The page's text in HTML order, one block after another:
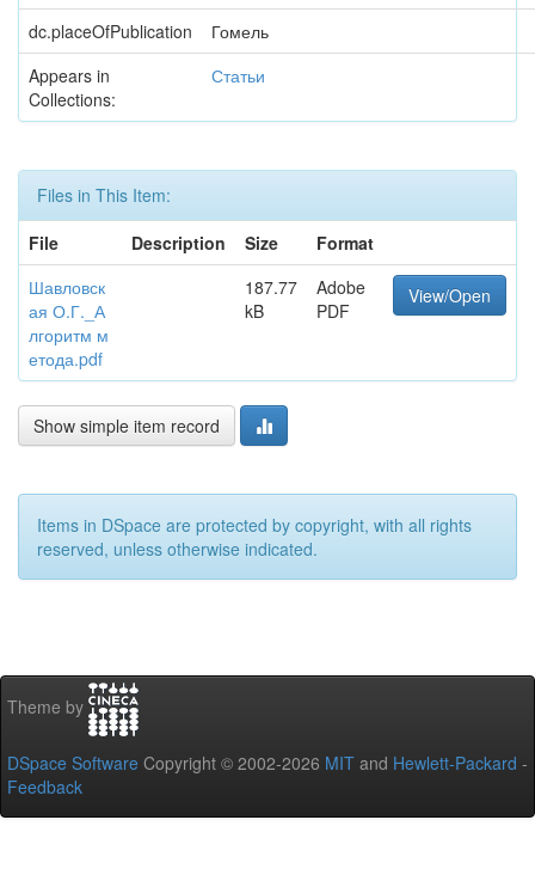
dc.placeOfPublication
Гомель
Appears in
Collections:
Статьи
Files in This Item:
File
Description Size
Format
Шавловск
ая О.Г._А
лгоритм м
етода.pdf
187.77
kB
Adobe
PDF
View/Open
Show simple item record
Items in DSpace are protected by copyright, with all rights
reserved, unless otherwise indicated.
Theme by
DSpace Software Copyright © 2002-2026 MIT and Hewlett-Packard -
Feedback